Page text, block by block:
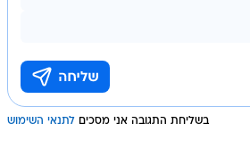
בשליחת התגובה אני מסכים לתנאי השימוש